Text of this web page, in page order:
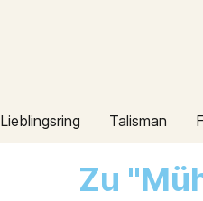
Lieblingsring Talisman
Zu